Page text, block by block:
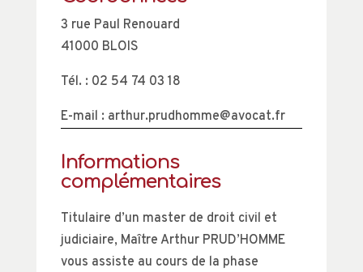
3 rue Paul Renouard
41000 BLOIS
Tél. : 02 54 74 03 18
E-mail : arthur.prudhomme@avocat.fr
Informations
complémentaires
Titulaire d’un master de droit civil et
judiciaire, Maître Arthur PRUD’HOMME
vous assiste au cours de la phase